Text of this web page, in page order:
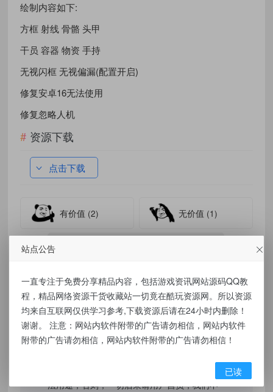
绘制内容如下:
方框 射线 骨骼 头甲
干员 容器 物资 手持
无视闪框 无视偏漏(配置开启)
修复安卓16无法使用
修复忽略人机
资源下载
点击下载
有价值 (2) 无价值 (1)
标签：
免责声明：
本站提供的资源，都来自网络，版权争议与本
法用途，否则，一切后果请用户自负，我们不
站点公告
一直专注于免费分享精品内容，包括游戏资讯网站源码QQ教
程，精品网络资源干货收藏站一切竟在酷玩资源网。所以资源
均来自互联网仅供学习参考,下载资源后请在24小时内删除！
谢谢。 注意：网站内软件附带的广告请勿相信，网站内软件
附带的广告请勿相信，网站内软件附带的广告请勿相信！
已读